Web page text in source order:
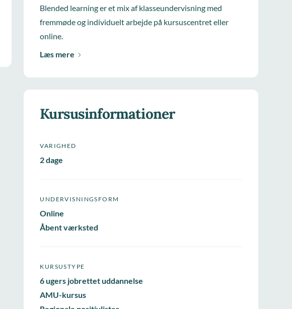
Blended learning er et mix af klasseundervisning med
fremmøde og individuelt arbejde på kursuscentret eller
online.
Læs mere
Kursusinformationer
VARIGHED
2 dage
UNDERVISNINGSFORM
Online
Åbent værksted
KURSUSTYPE
6 ugers jobrettet uddannelse
AMU-kursus